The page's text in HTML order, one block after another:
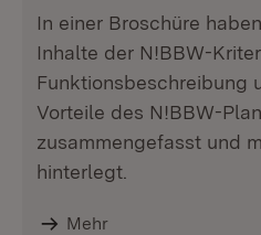
In einer Broschüre
Inhalte der N!BBW-
Funktionsbeschreibung
Vorteile des N!BBW-
zusammengefasst und
hinterlegt.
Mehr